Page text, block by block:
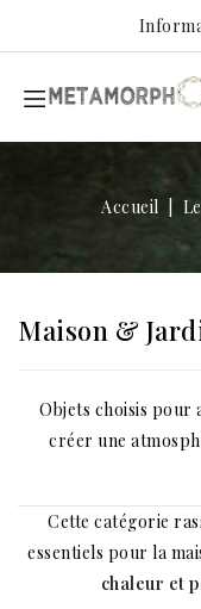
Accueil
Maison &
Objets choisis pour
créer une
Cette catégorie
essentiels pour la
chaleur et